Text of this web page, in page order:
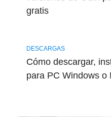
gratis
DESCARGAS
Cómo descargar,
para PC Windows o